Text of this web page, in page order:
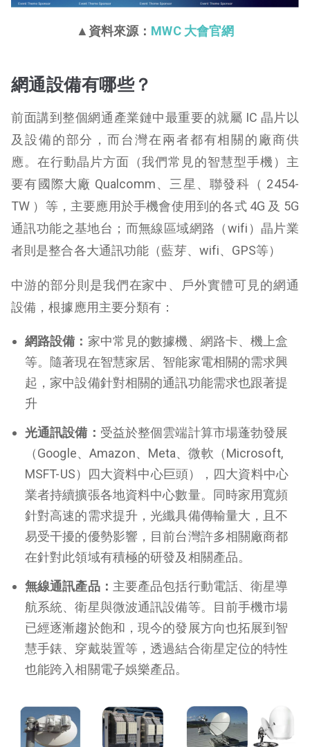
▲資料來源： MWC 大會官網
網通設備有哪些？
前面講到整個網通產業鏈中最重要的就屬 IC 晶片以
及設備的部分，而台灣在兩者都有相關的廠商供
應。在行動晶片方面（我們常見的智慧型手機）主
要有國際大廠 Qualcomm、三星、聯發科（ 2454-
TW ）等，主要應用於手機會使用到的各式 4G 及 5G
通訊功能之基地台；而無線區域網路（wifi）晶片業
者則是整合各大通訊功能（藍芽、wifi、GPS等）
中游的部分則是我們在家中、戶外實體可見的網通
設備，根據應用主要分類有：
網路設備： 家中常見的數據機、網路卡、機上盒
等。隨著現在智慧家居、智能家電相關的需求興
起，家中設備針對相關的通訊功能需求也跟著提
升
光通訊設備： 受益於整個雲端計算市場蓬勃發展
（Google、Amazon、Meta、微軟（Microsoft,
MSFT-US）四大資料中心巨頭），四大資料中心
業者持續擴張各地資料中心數量。同時家用寬頻
針對高速的需求提升，光纖具備傳輸量大，且不
易受干擾的優勢影響，目前台灣許多相關廠商都
在針對此領域有積極的研發及相關產品。
無線通訊產品： 主要產品包括行動電話、衛星導
航系統、衛星與微波通訊設備等。目前手機市場
已經逐漸趨於飽和，現今的發展方向也拓展到智
慧手錶、穿戴裝置等，透過結合衛星定位的特性
也能跨入相關電子娛樂產品。